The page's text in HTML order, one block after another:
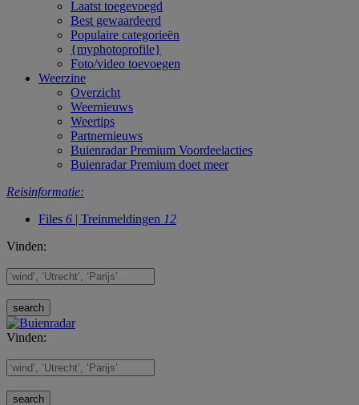
Laatst toegevoegd
Best gewaardeerd
Populaire categorieën
{myphotoprofile}
Foto/video toevoegen
Weerzine
Overzicht
Weernieuws
Weertips
Partnernieuws
Buienradar Premium Voordeelacties
Buienradar Premium doet meer
Reisinformatie:
Files 6 | Treinmeldingen 12
Vinden:
Vinden: